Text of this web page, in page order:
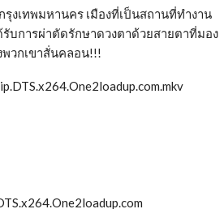
งเทพมหานคร เมืองที่เป็นสถานที่ทำงาน
บการผ่าตัดรักษาดวงตาด้วยสายตาที่มอง
วกเขาสั่นคลอน!!!